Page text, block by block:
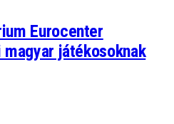
Eurocenter
játékosoknak